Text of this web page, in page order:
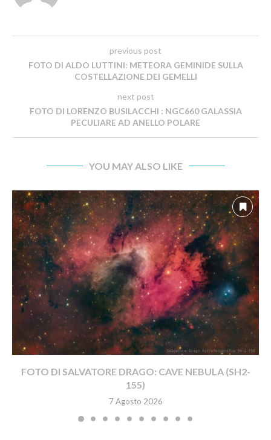
previous post
FOTO DI ALDO LUTTINI: METEORA GEMINIDE SULLA
COSTELLAZIONE DEI GEMELLI
next post
FOTO DI LORENZO BUSILACCHI : NGC660 GALASSIA
PECULIARE AD ANELLO POLARE
YOU MAY ALSO LIKE
FOTO DI SALVATORE DRAGO: CAVE NEBULA (SH2-
155)
7 Agosto 2026